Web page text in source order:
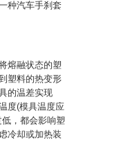
种汽车手刹套
熔融状态的塑
塑料的热变形
的温差实现
度(模具温度应
，都会影响塑
冷却或加热装